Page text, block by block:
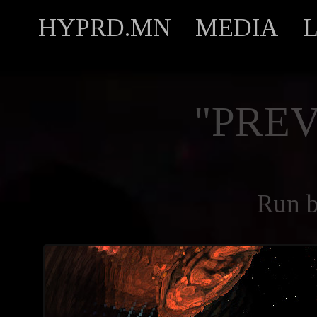
HYPRD.MN MEDIA
Run